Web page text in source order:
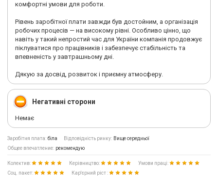
комфортні умови для роботи.
Рівень заробітної плати завжди був достойним, а організація
робочих процесів — на високому рівні. Особливо цінно, що
навіть у такий непростий час для України компанія продовжує
піклуватися про працівників і забезпечує стабільність та
впевненість у завтрашньому дні.
Дякую за досвід, розвиток і приємну атмосферу.
Негативні сторони
Немає
Заробітня плата: біла Відповідність ринку: Вище середньої
Общее впечатление: рекомендую
Колектив: Керівництво:
Умови праці:
Соц. пакет:
Кар'єрний ріст :